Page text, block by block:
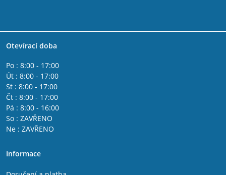
Otevírací doba
Po : 8:00 - 17:00
Út : 8:00 - 17:00
St : 8:00 - 17:00
Čt : 8:00 - 17:00
Pá : 8:00 - 16:00
So : ZAVŘENO
Ne : ZAVŘENO
Informace